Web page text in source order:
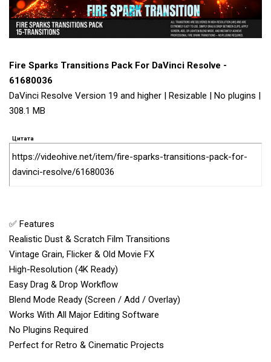
Fire Sparks Transitions Pack For DaVinci Resolve -
61680036
DaVinci Resolve Version 19 and higher | Resizable | No plugins |
308.1 MB
Цитата
https://videohive.net/item/fire-sparks-transitions-pack-for-
davinci-resolve/61680036
✅ Features
Realistic Dust & Scratch Film Transitions
Vintage Grain, Flicker & Old Movie FX
High-Resolution (4K Ready)
Easy Drag & Drop Workflow
Blend Mode Ready (Screen / Add / Overlay)
Works With All Major Editing Software
No Plugins Required
Perfect for Retro & Cinematic Projects